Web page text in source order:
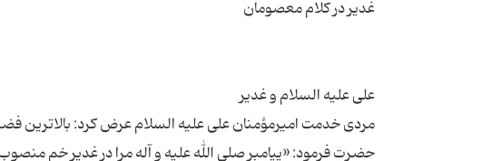
مردی خدمت امیرمؤمنان علی علیه السلام عرض کرد: بالاترین